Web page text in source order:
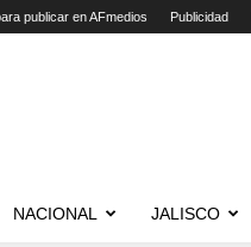
publicar en AFmedios Publicidad
NACIONAL JALISCO